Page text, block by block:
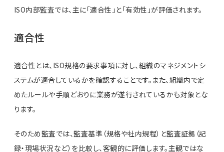
ISO内部監査では、主に「適合性」と「有効性」が評価されます。
適合性
適合性とは、ISO規格の要求事項に対し、組織のマネジメントシ
ステムが適合しているかを確認することです。また、組織内で定
めたルールや手順どおりに業務が遂行されているかも対象とな
ります。
そのため監査では、監査基準（規格や社内規程）と監査証拠（記
録・現場状況など）を比較し、客観的に評価します。主観ではな